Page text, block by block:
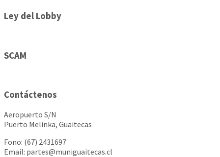
Ley del Lobby
SCAM
Contáctenos
Aeropuerto S/N
Puerto Melinka, Guaitecas
Fono: (67) 2431697
Email: partes@muniguaitecas.cl